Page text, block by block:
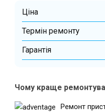
Ціна
Термін ремонту
Гарантiя
Чому краще
Ремонт